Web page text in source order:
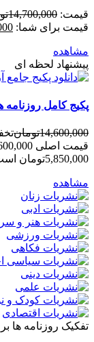
قیمت: 14,700,000
قیمت برای شما:
مشاهده
پیشنهاد لحظه ای
پکیج کامل روزنامه
14,600,000تومان
قیمت اصلی 14,600,000تومان بود.
5,850,000تومان است.
مشاهده
تفکیک روزنامه ها